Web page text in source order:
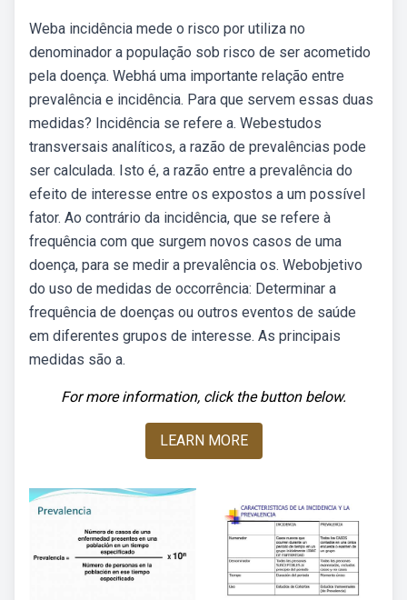
Weba incidência mede o risco por utiliza no
denominador a população sob risco de ser acometido
pela doença. Webhá uma importante relação entre
prevalência e incidência. Para que servem essas duas
medidas? Incidência se refere a. Webestudos
transversais analíticos, a razão de prevalências pode
ser calculada. Isto é, a razão entre a prevalência do
efeito de interesse entre os expostos a um possível
fator. Ao contrário da incidência, que se refere à
frequência com que surgem novos casos de uma
doença, para se medir a prevalência os. Webobjetivo
do uso de medidas de occorrência: Determinar a
frequência de doenças ou outros eventos de saúde
em diferentes grupos de interesse. As principais
medidas são a.
For more information, click the button below.
LEARN MORE